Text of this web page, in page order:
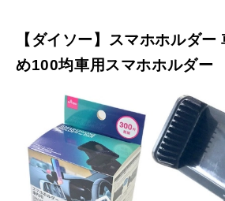
【ダイソー】スマホホルダー
め100均車用スマホホルダー